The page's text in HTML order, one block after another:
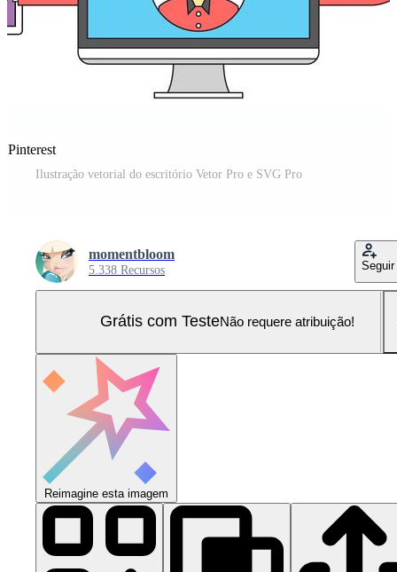
Pinterest
Ilustração vetorial do escritório Vetor Pro e SVG Pro
momentbloom
5.338 Recursos Seguir
Grátis com TesteNão requere atribuição!
Reimagine esta imagem